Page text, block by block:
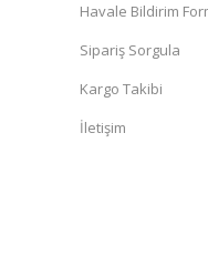
Havale Bildirim
Sipariş Sorgula
Kargo Takibi
İletişim